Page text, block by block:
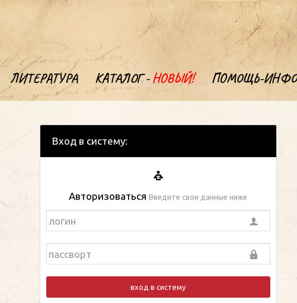
ЛИТЕРАТУРА КАТАЛОГ -НОВЫЙ! ПОМОЩЬ-ИНФО
Вход в систему:
Авторизоваться Введите свои данные ниже
вход в систему